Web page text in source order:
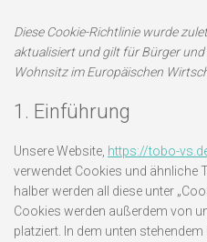
Diese Cookie-Richtlinie wurde
aktualisiert und gilt für Bürger
Wohnsitz im Europäischen
1. Einführung
Unsere Website, https://tobo-
verwendet Cookies und ähnliche
halber werden all diese unter
Cookies werden außerdem von
platziert. In dem unten